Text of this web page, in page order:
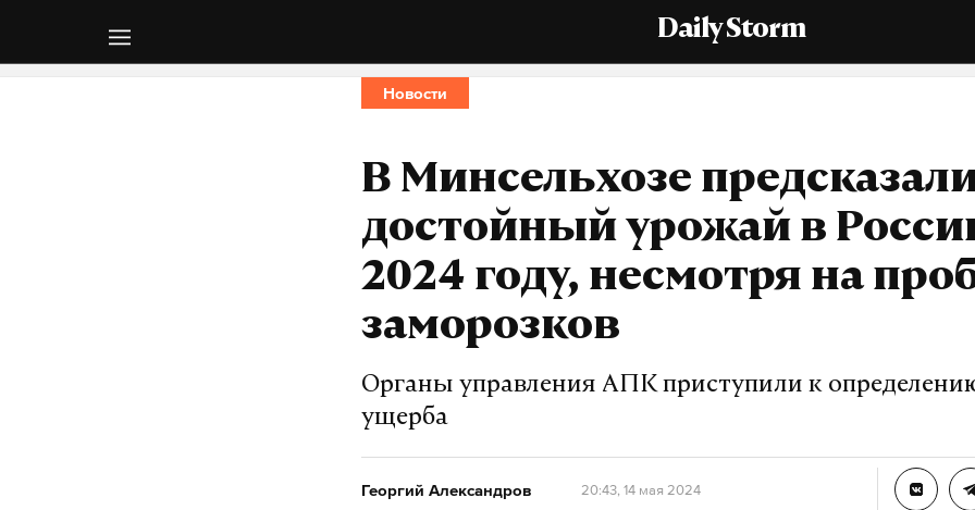
Daily Storm
Новости
В Минсельхозе
достойный урожай в
2024 году, несмотря на
заморозков
Органы управления АПК приступили к
ущерба
Георгий Александров 20:43, 14 мая 2024